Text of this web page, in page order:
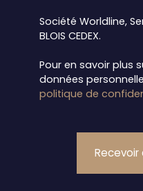
Société Worldline,
BLOIS CEDEX.
Pour en savoir plus
données
politique de